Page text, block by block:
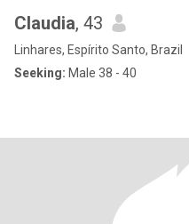
Claudia, 43
Linhares, Espírito Santo, Brazil
Seeking: Male 38 - 40